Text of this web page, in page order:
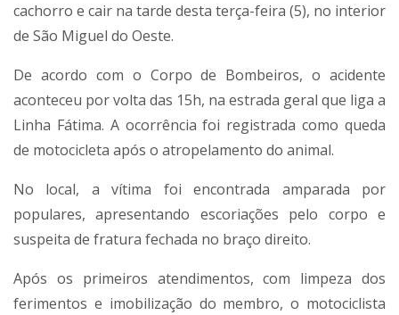
cachorro e cair na tarde desta terça-feira (5), no interior
de São Miguel do Oeste.
De acordo com o Corpo de Bombeiros, o acidente
aconteceu por volta das 15h, na estrada geral que liga a
Linha Fátima. A ocorrência foi registrada como queda
de motocicleta após o atropelamento do animal.
No local, a vítima foi encontrada amparada por
populares, apresentando escoriações pelo corpo e
suspeita de fratura fechada no braço direito.
Após os primeiros atendimentos, com limpeza dos
ferimentos e imobilização do membro, o motociclista